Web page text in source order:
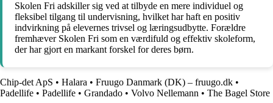
Skolen Fri adskiller sig ved at tilbyde en mere individuel og
fleksibel tilgang til undervisning, hvilket har haft en positiv
indvirkning på elevernes trivsel og læringsudbytte. Forældre
fremhæver Skolen Fri som en værdifuld og effektiv skoleform,
der har gjort en markant forskel for deres børn.
Chip-det ApS • Halara • Fruugo Danmark (DK) – fruugo.dk •
Padellife • Padellife • Grandado • Volvo Nellemann • The Bagel Store